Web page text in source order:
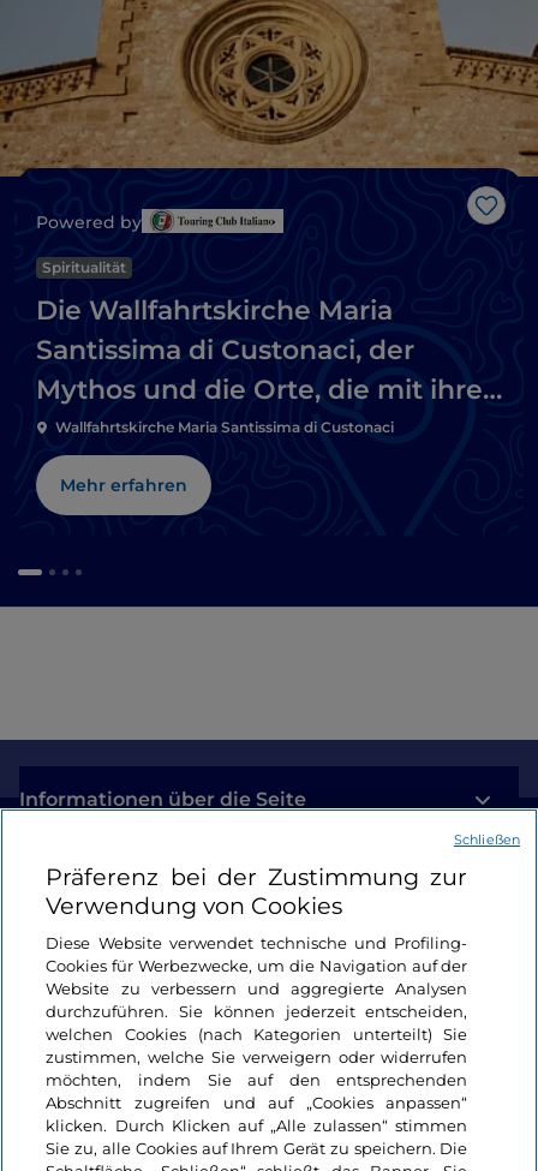
Like
Powered by
Spiritualität
Die Wallfahrtskirche Maria
Santissima di Custonaci, der
Mythos und die Orte, die mit ihrer
Feier verbunden sind
Wallfahrtskirche Maria Santissima di Custonaci
Mehr erfahren
Informationen über die Seite
Nützliche Links
Login
Bleiben wir in Kontakt
Präferenz bei der Zustimmung zur
Verwendung von Cookies
Diese Website verwendet technische und Profiling-
Cookies für Werbezwecke, um die Navigation auf der
Website zu verbessern und aggregierte Analysen
durchzuführen. Sie können jederzeit entscheiden,
welchen Cookies (nach Kategorien unterteilt) Sie
zustimmen, welche Sie verweigern oder widerrufen
möchten, indem Sie auf den entsprechenden
Abschnitt zugreifen und auf „Cookies anpassen“
klicken. Durch Klicken auf „Alle zulassen“ stimmen
Sie zu, alle Cookies auf Ihrem Gerät zu speichern. Die
Schließen